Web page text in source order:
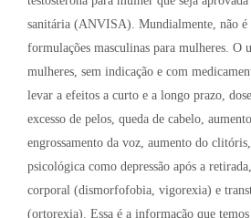
sanitária (ANVISA). Mundialmente, não é
formulações masculinas para mulheres. O
mulheres, sem indicação e com
levar a efeitos a curto e a longo prazo,
excesso de pelos, queda de cabelo,
engrossamento da voz, aumento do
psicológica como depressão após a
corporal (dismorfofobia, vigorexia) e
(ortorexia). Essa é a informação que